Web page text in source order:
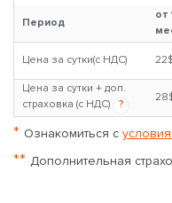
Период
от
Цена за сутки(с НДС)
Цена за сутки + доп.
страховка (с НДС)
?
* Ознакомиться с
** Дополнительная